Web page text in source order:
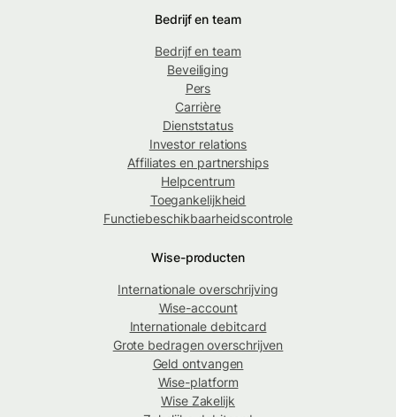
Bedrijf en team
Bedrijf en team
Beveiliging
Pers
Carrière
Dienststatus
Investor relations
Affiliates en partnerships
Helpcentrum
Toegankelijkheid
Functiebeschikbaarheidscontrole
Wise-producten
Internationale overschrijving
Wise-account
Internationale debitcard
Grote bedragen overschrijven
Geld ontvangen
Wise-platform
Wise Zakelijk